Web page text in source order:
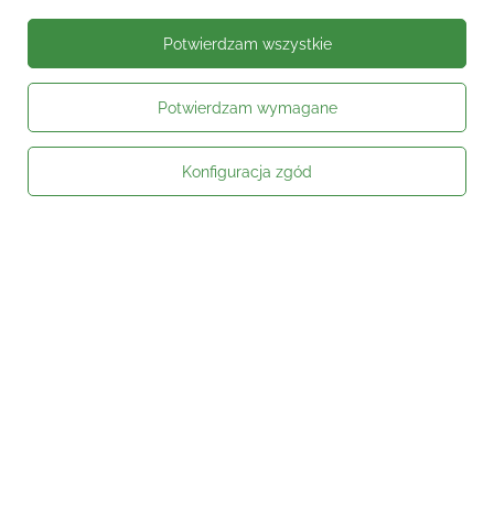
Moje zamówienie
Potwierdzam wymagane
Konfiguracja zgód
Potwierdzam wszystkie